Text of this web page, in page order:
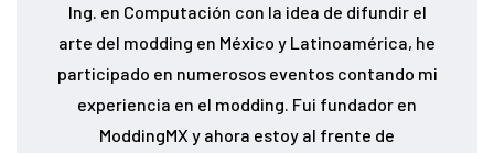
Ing. en Computación con la idea de difundir el
arte del modding en México y Latinoamérica, he
participado en numerosos eventos contando mi
experiencia en el modding. Fui fundador en
ModdingMX y ahora estoy al frente de